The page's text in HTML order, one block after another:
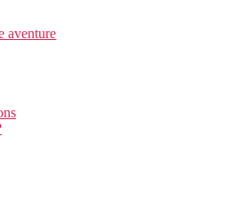
aventure